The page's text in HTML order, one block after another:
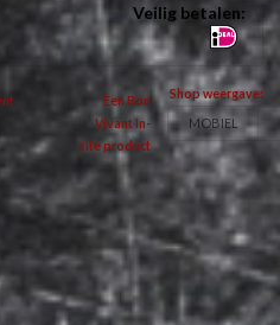
Veilig betalen:
Een Bon
Vivant In-
site product
Shop weergave:
MOBIEL